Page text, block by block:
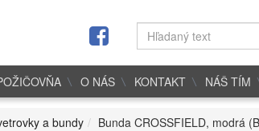
O NÁS KONTAKT NÁŠ TÍM
a bundy Bunda CROSSFIELD, modrá